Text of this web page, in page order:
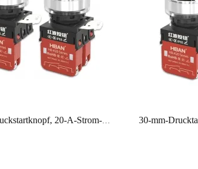
30-mm-Druckstartknopf, 20-A-Strom-Momentschalter, IP65, hoher Kopf, HBAN